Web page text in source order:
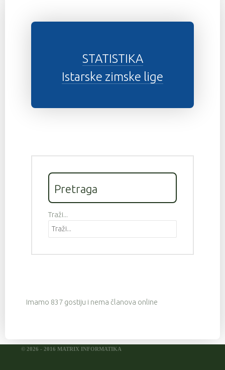
STATISTIKA
Istarske zimske lige
Pretraga
Traži...
Imamo 837 gostiju i nema članova online
© 2026 - 2016 MATRIX INFORMATIKA